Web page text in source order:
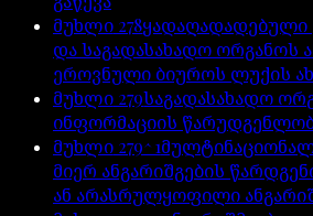
მუხლი 278ყადაღადადებული
და საგადასახადო ორგანოს
ეროვნული ბიუროს ლუქის
მუხლი 279საგადასახადო
ინფორმაციის
მუხლი 279^1
მიერ ანგარიშგების
ან არასრულყოფილი